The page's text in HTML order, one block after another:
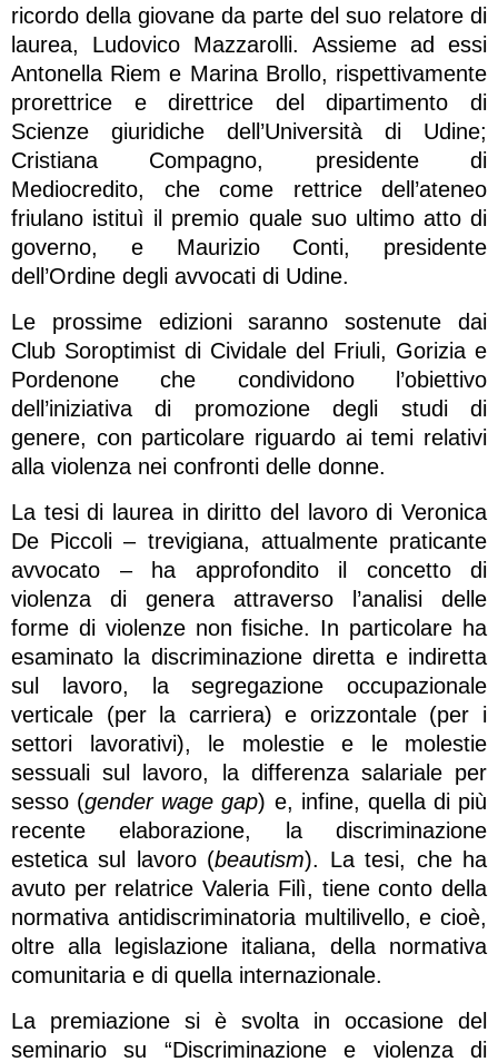
ricordo della giovane da parte del suo relatore di
laurea, Ludovico Mazzarolli. Assieme ad essi
Antonella Riem e Marina Brollo, rispettivamente
prorettrice e direttrice del dipartimento di
Scienze giuridiche dell’Università di Udine;
Cristiana Compagno, presidente di
Mediocredito, che come rettrice dell’ateneo
friulano istituì il premio quale suo ultimo atto di
governo, e Maurizio Conti, presidente
dell’Ordine degli avvocati di Udine.
Le prossime edizioni saranno sostenute dai
Club Soroptimist di Cividale del Friuli, Gorizia e
Pordenone che condividono l’obiettivo
dell’iniziativa di promozione degli studi di
genere, con particolare riguardo ai temi relativi
alla violenza nei confronti delle donne.
La tesi di laurea in diritto del lavoro di Veronica
De Piccoli – trevigiana, attualmente praticante
avvocato – ha approfondito il concetto di
violenza di genera attraverso l’analisi delle
forme di violenze non fisiche. In particolare ha
esaminato la discriminazione diretta e indiretta
sul lavoro, la segregazione occupazionale
verticale (per la carriera) e orizzontale (per i
settori lavorativi), le molestie e le molestie
sessuali sul lavoro, la differenza salariale per
sesso (gender wage gap) e, infine, quella di più
recente elaborazione, la discriminazione
estetica sul lavoro (beautism). La tesi, che ha
avuto per relatrice Valeria Filì, tiene conto della
normativa antidiscriminatoria multilivello, e cioè,
oltre alla legislazione italiana, della normativa
comunitaria e di quella internazionale.
La premiazione si è svolta in occasione del
seminario su “Discriminazione e violenza di